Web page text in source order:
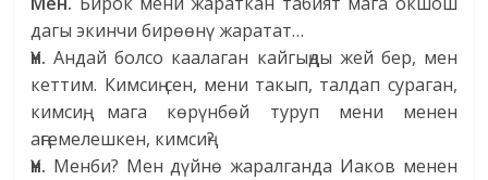
дагы экинчи бирөөнү жаратат…
Үн. Андай болсо каалаган кайгыңды жей бер, мен
кеттим. Кимсиң сен, мени такып, талдап сураган,
кимсиң, мага көрүнбөй туруп мени менен
аңгемелешкен, кимсиң?
Үн. Менби? Мен дүйнө жаралганда Иаков менен